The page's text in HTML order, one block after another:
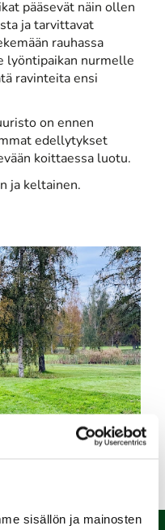
sisällön ja mainosten
pääsevät näin ollen
ja tarvittavat
rauhassa
lyöntipaikan nurmelle
ravinteita ensi
on ennen
edellytykset
koittaessa luotu.
ja keltainen.